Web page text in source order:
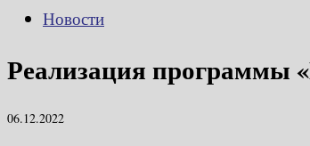
Новости
Реализация программы
06.12.2022